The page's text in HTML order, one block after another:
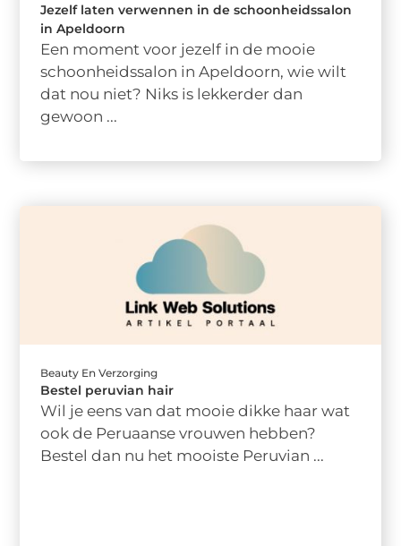
Jezelf laten verwennen in de schoonheidssalon
in Apeldoorn
Een moment voor jezelf in de mooie
schoonheidssalon in Apeldoorn, wie wilt
dat nou niet? Niks is lekkerder dan
gewoon ...
Beauty En Verzorging
Bestel peruvian hair
Wil je eens van dat mooie dikke haar wat
ook de Peruaanse vrouwen hebben?
Bestel dan nu het mooiste Peruvian ...